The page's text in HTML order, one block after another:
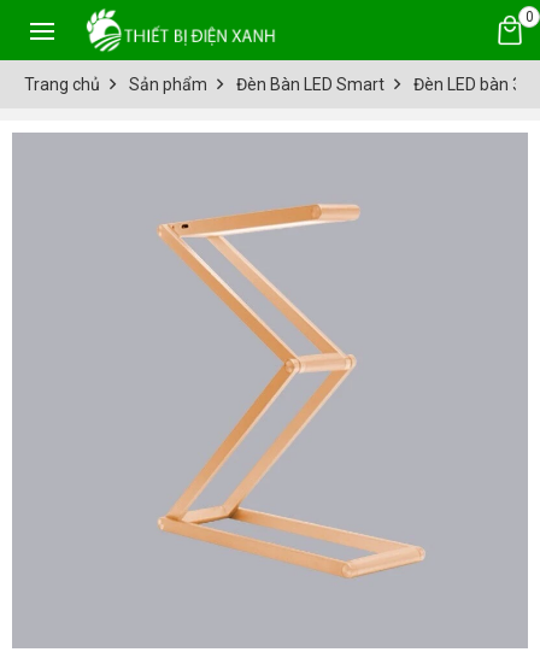
0
Trang chủ Sản phẩm Đèn Bàn LED Smart Đèn LED bàn 3